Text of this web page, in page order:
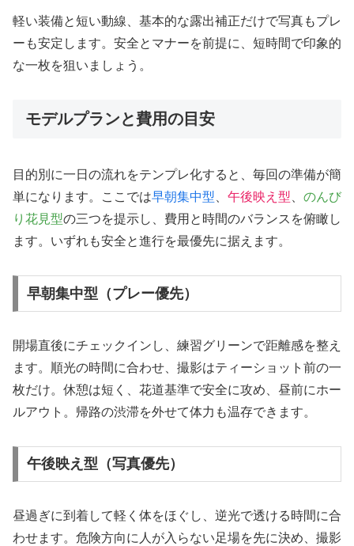
軽い装備と短い動線、基本的な露出補正だけで写真もプレ
ーも安定します。安全とマナーを前提に、短時間で印象的
な一枚を狙いましょう。
モデルプランと費用の目安
目的別に一日の流れをテンプレ化すると、毎回の準備が簡
単になります。ここでは早朝集中型 午後映え型
のんび
り花見型の三つを提示し、費用と時間のバランスを俯瞰し
ます。いずれも安全と進行を最優先に据えます。
早朝集中型（プレー優先）
開場直後にチェックインし、練習グリーンで距離感を整え
ます。順光の時間に合わせ、撮影はティーショット前の一
枚だけ。休憩は短く、花道基準で安全に攻め、昼前にホー
ルアウト。帰路の渋滞を外せて体力も温存できます。
午後映え型（写真優先）
昼過ぎに到着して軽く体をほぐし、逆光で透ける時間に合
わせます。危険方向に人が入らない足場を先に決め、撮影